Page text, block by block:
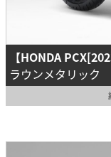
【HONDA
ラウンメタリック